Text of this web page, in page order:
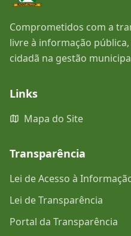
Comprometidos com a
livre à informação
cidadã na gestão
Links
Mapa do Site
Transparência
Lei de Acesso à
Lei de Transparência
Portal da Transparência